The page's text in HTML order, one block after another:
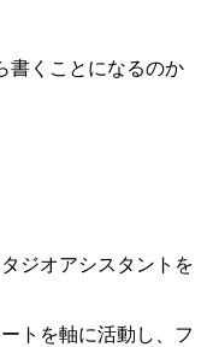
書くことになるのか
ジオアシスタントを
トを軸に活動し、フ